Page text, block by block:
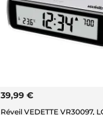
39,99 €
Réveil VEDETTE VR30097,